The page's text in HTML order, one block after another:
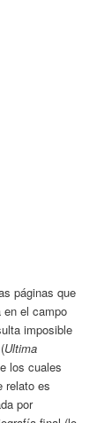
páginas que
en el campo
imposible
Ultima
los cuales
relato es
por